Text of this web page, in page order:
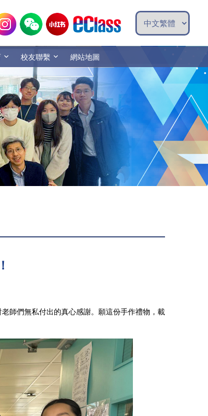
校友聯繫 網站地圖
師們無私付出的真心感謝。願這份手作禮物，載